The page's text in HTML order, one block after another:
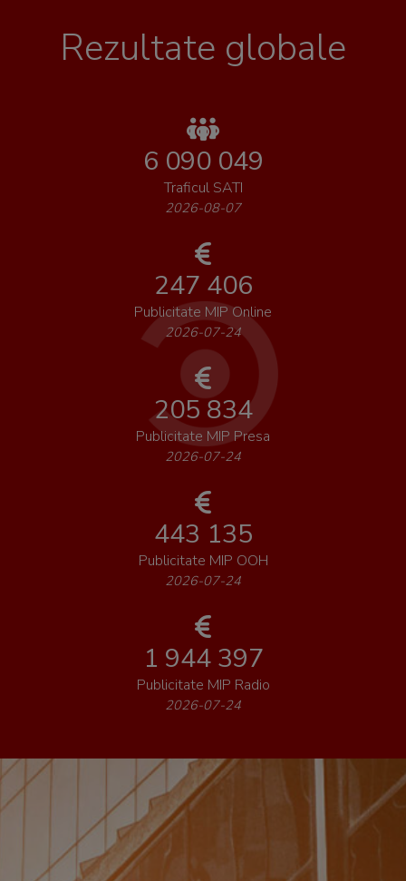
Rezultate globale
6 090 049
Traficul SATI
2026-08-07
247 406
Publicitate MIP Online
2026-07-24
205 834
Publicitate MIP Presa
2026-07-24
443 135
Publicitate MIP OOH
2026-07-24
1 944 397
Publicitate MIP Radio
2026-07-24